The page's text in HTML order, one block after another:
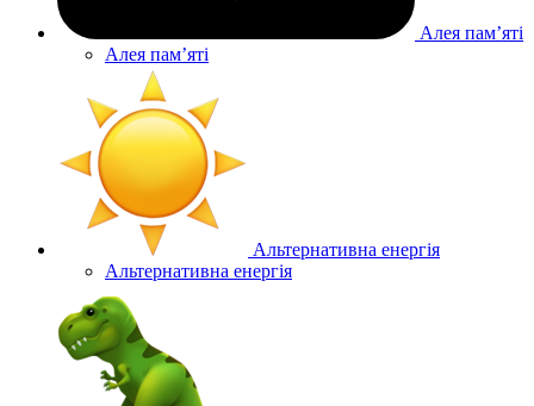
Алея памʼяті
Алея памʼяті
Альтернативна енергія
Альтернативна енергія